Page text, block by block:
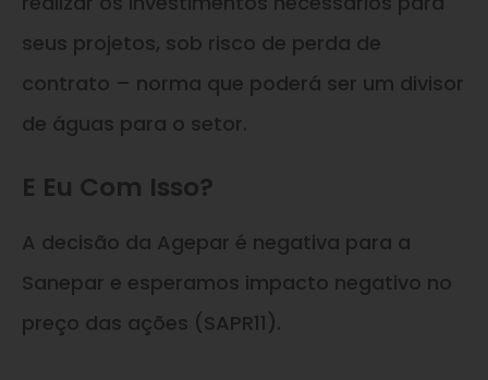
seus projetos, sob risco de perda de
contrato – norma que poderá ser um divisor
de águas para o setor.
E Eu Com Isso?
A decisão da Agepar é negativa para a
Sanepar e esperamos impacto negativo no
preço das ações (SAPR11).